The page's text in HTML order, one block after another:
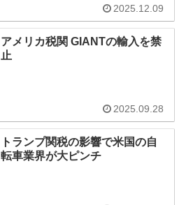
2025.12.09
アメリカ税関 GIANTの輸入を禁
止
2025.09.28
トランプ関税の影響で米国の自
転車業界が大ピンチ